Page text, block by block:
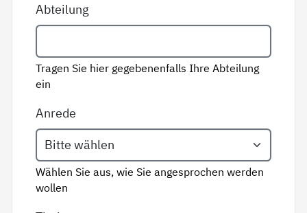
Abteilung
Tragen Sie hier gegebenenfalls Ihre Abteilung
ein
Anrede
Wählen Sie aus, wie Sie angesprochen werden
wollen